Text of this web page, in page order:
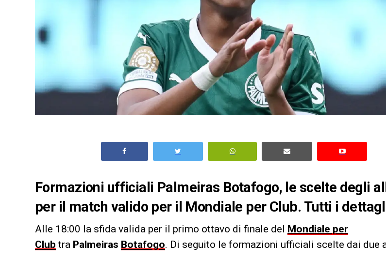
Formazioni ufficiali Palmeiras Botafogo, le scelte degli
per il match valido per il Mondiale per Club. Tutti i
Alle 18:00 la sfida valida per il primo ottavo di finale del Mondiale per
Club tra Palmeiras Botafogo. Di seguito le formazioni ufficiali scelte dai due